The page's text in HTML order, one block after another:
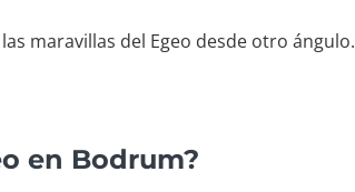
maravillas del Egeo desde otro ángulo.
en Bodrum?